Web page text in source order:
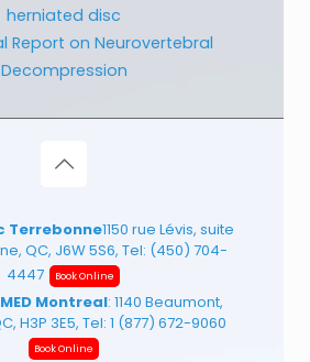
herniated disc
Report on Neurovertebral
Decompression
Terrebonne1150 rue Lévis, suite
QC, J6W 5S6, Tel: (450) 704-
4447
Book Online
Montreal: 1140 Beaumont,
H3P 3E5, Tel: 1 (877) 672-9060
Book Online